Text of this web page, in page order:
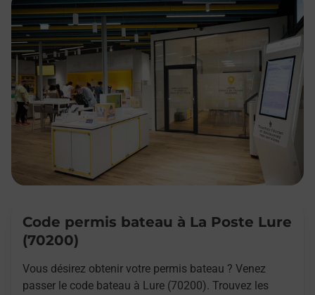
Code permis bateau à La Poste Lure
(70200)
Vous désirez obtenir votre permis bateau ? Venez
passer le code bateau à Lure (70200). Trouvez les